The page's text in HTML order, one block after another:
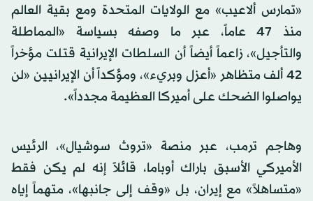
«تمارس ألاعيب» مع الولايات المتحدة ومع بقية العالم
منذ 47 عاماً، عبر ما وصفه بسياسة «المماطلة
والتأجيل»، زاعماً أيضاً أن السلطات الإيرانية قتلت مؤخراً
42 ألف متظاهر «أعزل وبريء»، ومؤكداً أن الإيرانيين «لن
يواصلوا الضحك على أميركا العظيمة مجدداً».
وهاجم ترمب، عبر منصة «تروث سوشيال»، الرئيس
الأميركي الأسبق باراك أوباما، قائلاً إنه لم يكن فقط
«متساهلاً» مع إيران، بل «وقف إلى جانبها»، متهماً إياه